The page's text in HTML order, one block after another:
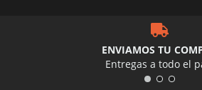
ENVIAMOS TU
Entregas a todo el